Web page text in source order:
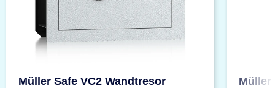
Müller Safe VC2 Wandtresor Müller